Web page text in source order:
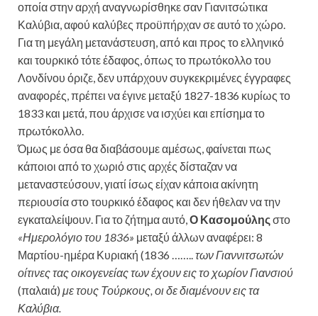
οποία στην αρχή αναγνωρίσθηκε σαν Γιανιτσώτικα
Καλύβια, αφού καλύβες προϋπήρχαν σε αυτό το χώρο.
Για τη μεγάλη μετανάστευση, από και προς το ελληνικό
και τουρκικό τότε έδαφος, όπως το πρωτόκολλο του
Λονδίνου όριζε, δεν υπάρχουν συγκεκριμένες έγγραφες
αναφορές, πρέπει να έγινε μεταξύ 1827-1836 κυρίως το
1833 και μετά, που άρχισε να ισχύει και επίσημα το
πρωτόκολλο.
Όμως με όσα θα διαβάσουμε αμέσως, φαίνεται πως
κάποιοι από το χωριό στις αρχές δίσταζαν να
μεταναστεύσουν, γιατί ίσως είχαν κάποια ακίνητη
περιουσία στο τουρκικό έδαφος και δεν ήθελαν να την
εγκαταλείψουν. Για το ζήτημα αυτό,Ο Κασομούληςστο
«Ημερολόγιο του 1836» μεταξύ άλλων αναφέρει: 8
Μαρτίου-ημέρα Κυριακή (1836 ……..των Γιαννιτσωτών
οίτινες τας οικογενείας των έχουν εις το χωρίον Γιανσιού
(παλαιά) με τους Τούρκους, οι δε διαμένουν εις τα
Καλύβια.